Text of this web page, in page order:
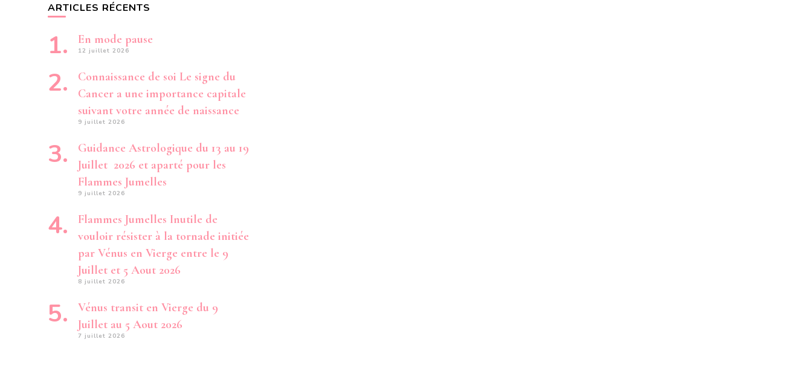
ARTICLES RÉCENTS
En mode pause
12 juillet 2026
Connaissance de soi Le signe du
Cancer a une importance capitale
suivant votre année de naissance
9 juillet 2026
Guidance Astrologique du 13 au 19
Juillet 2026 et aparté pour les
Flammes Jumelles
9 juillet 2026
Flammes Jumelles Inutile de
vouloir résister à la tornade initiée
par Vénus en Vierge entre le 9
Juillet et 5 Aout 2026
8 juillet 2026
Vénus transit en Vierge du 9
Juillet au 5 Aout 2026
7 juillet 2026